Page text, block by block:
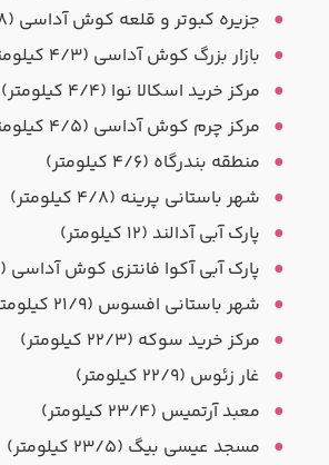
جزیره کبوتر و قلعه کوش آداسی (۳/۸ کیلومتر)
بازار بزرگ کوش آداسی (۴/۳ کیلومتر)
مرکز خرید اسکالا نوا (۴/۴ کیلومتر)
مرکز چرم کوش آداسی (۴/۵ کیلومتر)
منطقه بندرگاه (۴/۶ کیلومتر)
شهر باستانی پرینه (۴/۸ کیلومتر)
پارک آبی آدالند (۱۲ کیلومتر)
پارک آبی آکوا فانتزی کوش آداسی (۱۵ کیلومتر)
شهر باستانی افسوس (۲۱/۹ کیلومتر)
مرکز خرید سوکه (۲۲/۳ کیلومتر)
غار زئوس (۲۲/۹ کیلومتر)
معبد آرتمیس (۲۳/۴ کیلومتر)
مسجد عیسی بیگ (۲۳/۵ کیلومتر)